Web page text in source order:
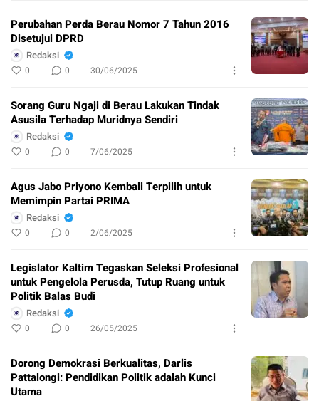
Perubahan Perda Berau Nomor 7 Tahun 2016
Disetujui DPRD
Redaksi
0 0 30/06/2025
Sorang Guru Ngaji di Berau Lakukan Tindak
Asusila Terhadap Muridnya Sendiri
Redaksi
0 0 7/06/2025
Agus Jabo Priyono Kembali Terpilih untuk
Memimpin Partai PRIMA
Redaksi
0 0 2/06/2025
Legislator Kaltim Tegaskan Seleksi Profesional
untuk Pengelola Perusda, Tutup Ruang untuk
Politik Balas Budi
Redaksi
0 0 26/05/2025
Dorong Demokrasi Berkualitas, Darlis
Pattalongi: Pendidikan Politik adalah Kunci
Utama